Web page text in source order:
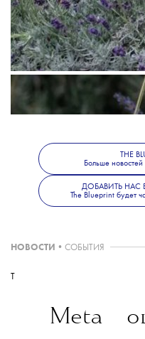
ароматов British
три одеколона. Их
прованская
купить в бутиках
популярных
THE
Больше
ДОБАВИТЬ НАС
The Blueprint будет
НОВОСТИ • СОБЫТИЯ
T
Meta